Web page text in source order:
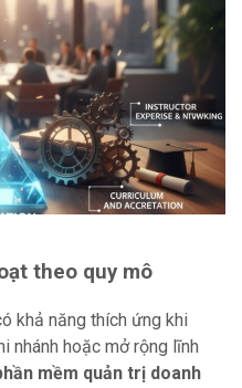
theo quy mô
khả năng thích ứng khi
nhánh hoặc mở rộng lĩnh
mềm quản trị doanh